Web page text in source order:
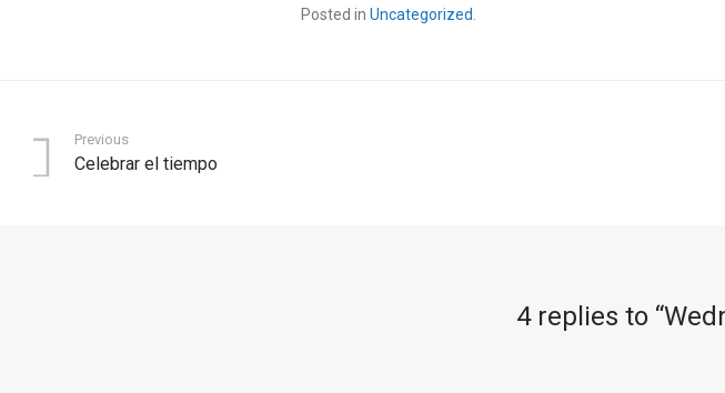
Posted in Uncategorized
Previous
Celebrar el tiempo
4 replies to “